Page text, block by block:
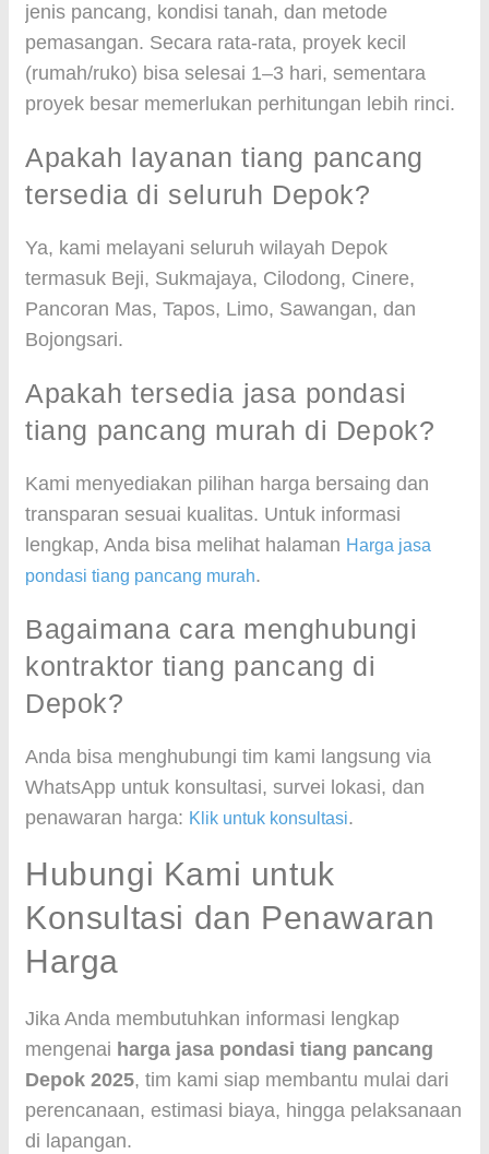
jenis pancang, kondisi tanah, dan metode
pemasangan. Secara rata-rata, proyek kecil
(rumah/ruko) bisa selesai 1–3 hari, sementara
proyek besar memerlukan perhitungan lebih rinci.
Apakah layanan tiang pancang
tersedia di seluruh Depok?
Ya, kami melayani seluruh wilayah Depok
termasuk Beji, Sukmajaya, Cilodong, Cinere,
Pancoran Mas, Tapos, Limo, Sawangan, dan
Bojongsari.
Apakah tersedia jasa pondasi
tiang pancang murah di Depok?
Kami menyediakan pilihan harga bersaing dan
transparan sesuai kualitas. Untuk informasi
lengkap, Anda bisa melihat halaman Harga jasa
pondasi tiang pancang murah.
Bagaimana cara menghubungi
kontraktor tiang pancang di
Depok?
Anda bisa menghubungi tim kami langsung via
WhatsApp untuk konsultasi, survei lokasi, dan
penawaran harga: Klik untuk konsultasi.
Hubungi Kami untuk
Konsultasi dan Penawaran
Harga
Jika Anda membutuhkan informasi lengkap
mengenai harga jasa pondasi tiang pancang
Depok 2025, tim kami siap membantu mulai dari
perencanaan, estimasi biaya, hingga pelaksanaan
di lapangan.